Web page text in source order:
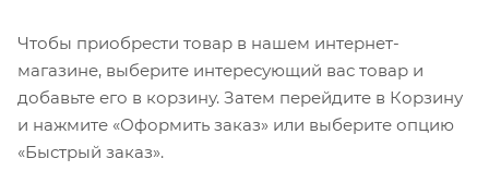
Чтобы приобрести товар в нашем интернет-
магазине, выберите интересующий вас товар и
добавьте его в корзину. Затем перейдите в Корзину
и нажмите «Оформить заказ» или выберите опцию
«Быстрый заказ».